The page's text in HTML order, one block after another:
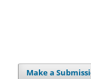
Make a